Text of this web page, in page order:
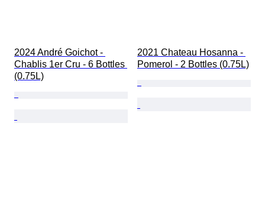
2024 André Goichot -
Chablis 1er Cru - 6 Bottles
(0.75L)
2021 Chateau Hosanna -
Pomerol - 2 Bottles (0.75L)